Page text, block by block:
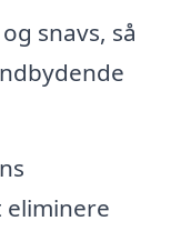
snavs, så